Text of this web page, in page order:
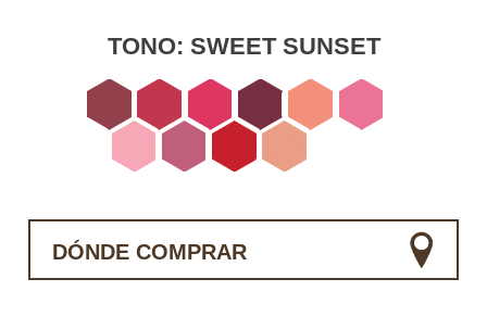
TONO: SWEET SUNSET
DÓNDE COMPRAR